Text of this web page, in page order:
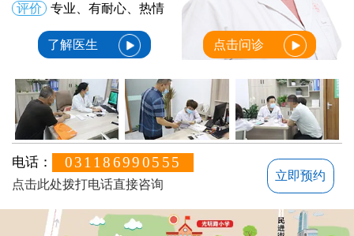
评价
专业、有耐心、热情
了解医生 点击问诊
电话： 031186990555
点击此处拨打电话直接咨询
立即预约